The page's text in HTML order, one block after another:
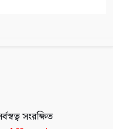
সংরক্ষিত